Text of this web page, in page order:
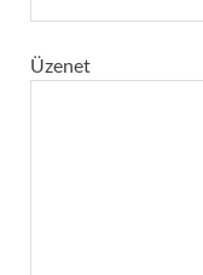
Üzenet